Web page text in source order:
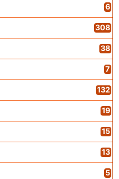
6
308
38
7
132
19
15
13
5